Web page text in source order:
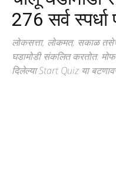
276 सर्व
लोकसत्ता, लोकमत, सकाळ तसेच
घडामोडी संकलित करतोत.
दिलेल्या Start Quiz या